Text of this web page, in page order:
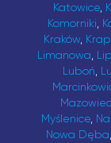
Katowice,
Komorniki,
Kraków,
Limanowa,
Luboń,
Myślenice,
Nowa Dęba,